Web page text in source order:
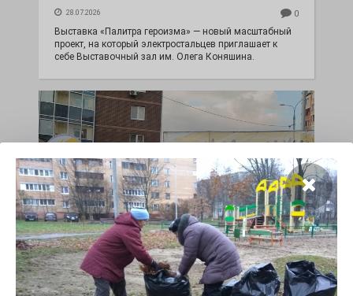
28.07.2026 0
Выставка «Палитра героизма» — новый масштабный
проект, на который электростальцев приглашает к
себе Выставочный зал им. Олега Коняшина.
«Районы-кварталы»
путешествуют по городу